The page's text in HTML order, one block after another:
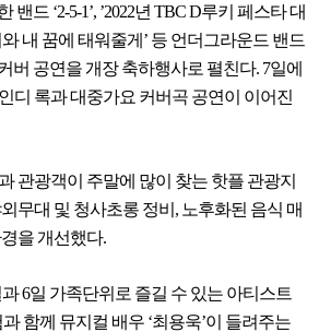
드 ‘2-5-1’, ’2022년 TBC D루키 페스타 대
내 꿈에 태워줄게’ 등 언더그라운드 밴드
버 공연을 개장 축하행사로 펼친다. 7일에
디 록과 대중가요 커버곡 공연이 이어진
관광객이 주말에 많이 찾는 핫플 관광지
무대 및 청사초롱 정비, 노후화된 음식 매
을 개선했다.
6일 가족단위로 즐길 수 있는 아티스트
함께 뮤지컬 배우 ‘최용욱’이 들려주는